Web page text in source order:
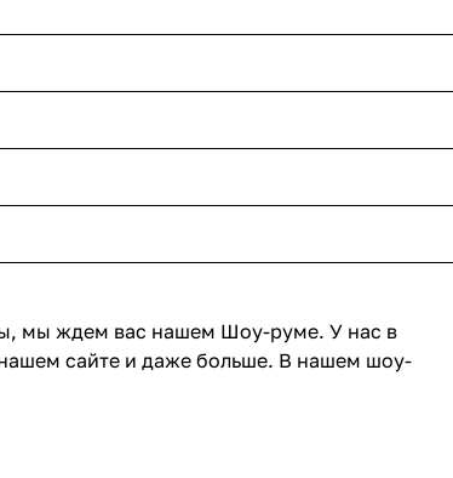
мы ждем вас нашем Шоу-руме. У нас в
сайте и даже больше. В нашем шоу-